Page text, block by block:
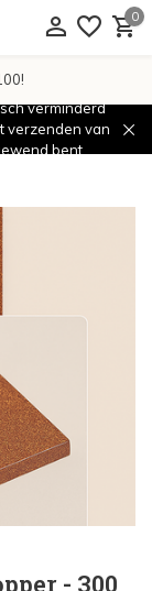
0
verminderd
verzenden van
bent.
- 300